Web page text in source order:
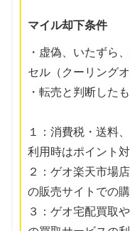
マイル却下条件
・虚偽、いたずら
セル（クーリング
・転売と判断した
１：消費税・送料
利用時はポイント対
２：ゲオ楽天市場
の販売サイトでの購
３：ゲオ宅配買取